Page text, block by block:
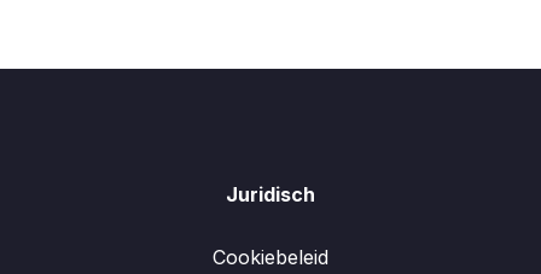
Juridisch
Cookiebeleid